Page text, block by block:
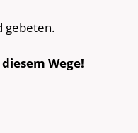
gebeten.
Wege!